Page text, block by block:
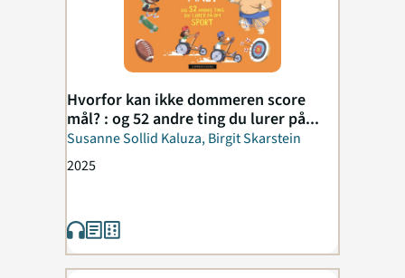
Hvorfor kan ikke dommeren score
mål? : og 52 andre ting du lurer på...
Susanne Sollid Kaluza, Birgit Skarstein
2025